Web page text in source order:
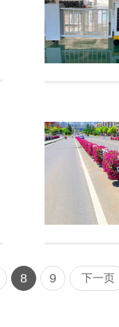
8 9 下一页